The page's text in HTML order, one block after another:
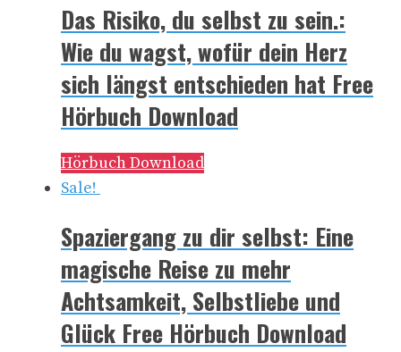
Das Risiko, du selbst zu sein.:
Wie du wagst, wofür dein Herz
sich längst entschieden hat Free
Hörbuch Download
Hörbuch Download
Sale!
Spaziergang zu dir selbst: Eine
magische Reise zu mehr
Achtsamkeit, Selbstliebe und
Glück Free Hörbuch Download